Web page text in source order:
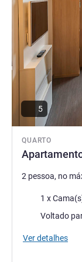
precisar.
Gerência do hotel
QUARTO
5
2 pessoa, no
Roupa de cama
1 x
Vistas:Voltado
Ver detalhes